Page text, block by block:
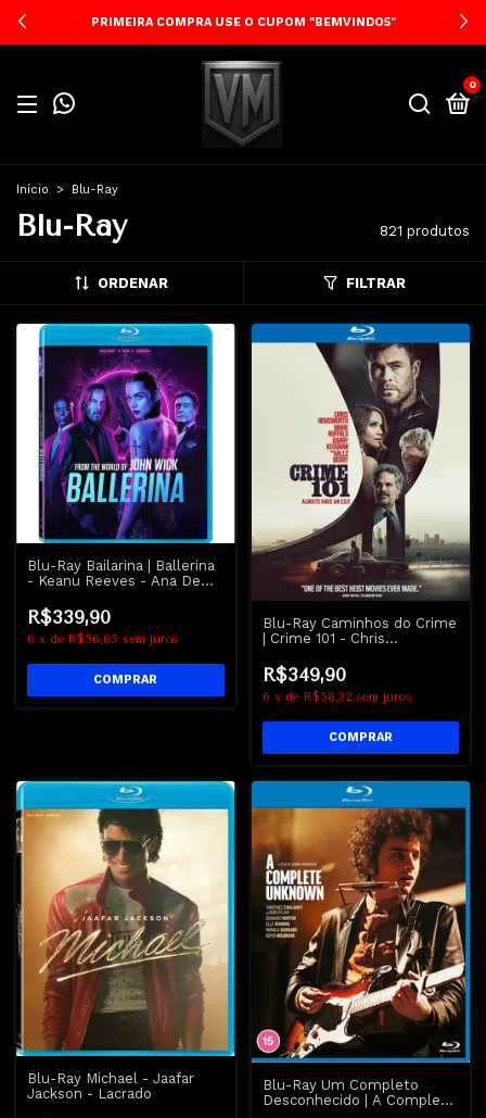
PRIMEIRA COMPRA USE O CUPOM "BEMVINDO5"
0
Início > Blu-Ray
Blu-Ray 821 produtos
ORDENAR FILTRAR
Blu-Ray Bailarina | Ballerina
- Keanu Reeves - Ana De
R$339,90
6 x de R$56,65 sem juros
Blu-Ray Caminhos do Crime
| Crime 101 - Chris
R$349,90
6 x de R$58,32 sem juros
Blu-Ray Michael - Jaafar
Jackson - Lacrado
Blu-Ray Um Completo
Desconhecido | A Complete